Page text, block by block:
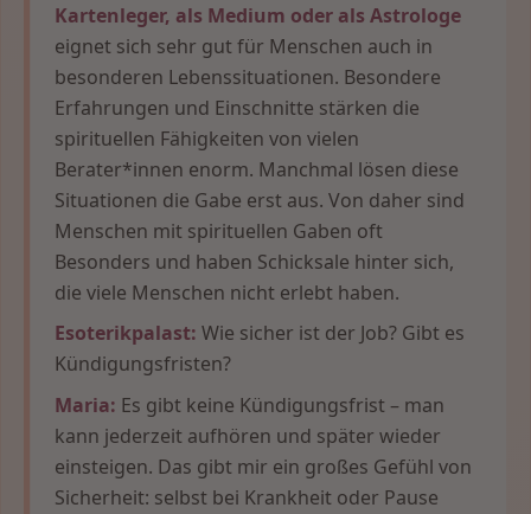
Kartenleger, als Medium oder als Astrologe
eignet sich sehr gut für Menschen auch in
besonderen Lebenssituationen. Besondere
Erfahrungen und Einschnitte stärken die
spirituellen Fähigkeiten von vielen
Berater*innen enorm. Manchmal lösen diese
Situationen die Gabe erst aus. Von daher sind
Menschen mit spirituellen Gaben oft
Besonders und haben Schicksale hinter sich,
die viele Menschen nicht erlebt haben.
Esoterikpalast: Wie sicher ist der Job? Gibt es
Kündigungsfristen?
Maria: Es gibt keine Kündigungsfrist – man
kann jederzeit aufhören und später wieder
einsteigen. Das gibt mir ein großes Gefühl von
Sicherheit: selbst bei Krankheit oder Pause